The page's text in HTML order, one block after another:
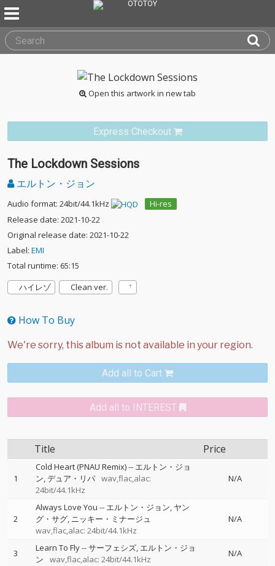
Open this artwork in new tab
Express Checkout
The Lockdown Sessions
エルトン・ジョン
Audio format: 24bit/44.1kHz
Hi-res
Release date: 2021-10-22
Original release date: 2021-10-22
Label: EMI
Total runtime: 65:15
ハイレゾ
Clean ver.
How To Buy
Add all to Cart
Add all to INTEREST
Title Price
1
Cold Heart (PNAU Remix)-- エルトン・ジョ
ン デュア・リパ wav,flac,alac:
24bit/44.1kHz
N/A
2
Always Love You -- エルトン・ジョン ヤン
グ・サグ ニッキー・ミナージュ
wav,flac,alac: 24bit/44.1kHz
N/A
3 Learn To Fly--サーフェシズ エルトン・ジョ
ン
wav,flac,alac: 24bit/44.1kHz
N/A